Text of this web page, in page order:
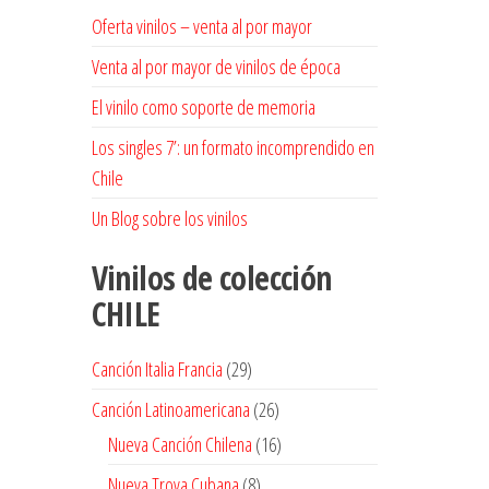
Oferta vinilos – venta al por mayor
Venta al por mayor de vinilos de época
El vinilo como soporte de memoria
Los singles 7’: un formato incomprendido en
Chile
Un Blog sobre los vinilos
Vinilos de colección
CHILE
Canción Italia Francia 2929
productos
Canción Latinoamericana 2626
productos
Nueva Canción Chilena 1616
8